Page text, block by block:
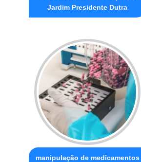
Jardim Presidente Dutra
manipulação de medicamentos